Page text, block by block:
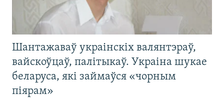
Шантажаваў украінскіх валянтэраў,
вайскоўцаў, палітыкаў. Украіна шукае
беларуса, які займаўся «чорным
піярам»